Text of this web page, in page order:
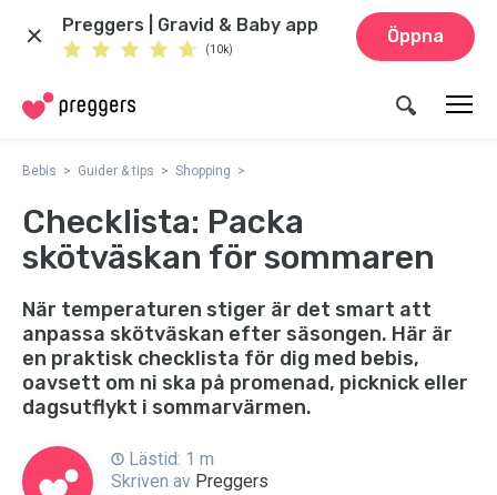
Preggers | Gravid & Baby app
(10k)
Öppna
Bebis Guider & tips Shopping
Checklista: Packa
skötväskan för sommaren
När temperaturen stiger är det smart att
anpassa skötväskan efter säsongen. Här är
en praktisk checklista för dig med bebis,
oavsett om ni ska på promenad, picknick eller
dagsutflykt i sommarvärmen.
Lästid: 1 m
Skriven av Preggers